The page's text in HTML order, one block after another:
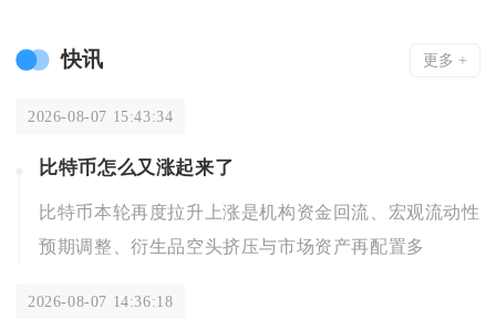
快讯 更多 +
2026-08-07 15:43:34
比特币怎么又涨起来了
比特币本轮再度拉升上涨是机构资金回流、宏观流动性
预期调整、衍生品空头挤压与市场资产再配置多
2026-08-07 14:36:18